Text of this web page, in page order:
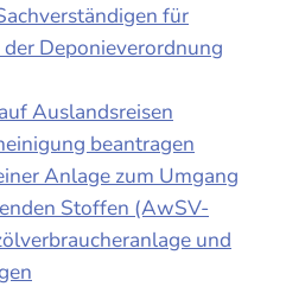
für
Deponieverordnung
Auslandsreisen
beantragen
Anlage zum Umgang
Stoffen (AwSV-
und